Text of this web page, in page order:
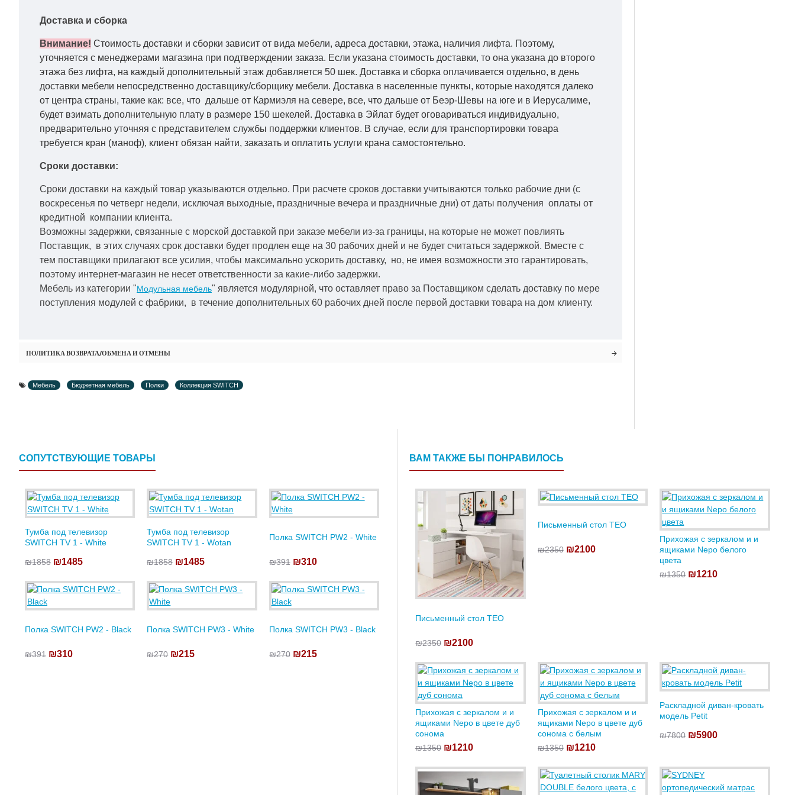
Доставка и сборка
Внимание! Стоимость доставки и сборки зависит от вида мебели, адреса доставки, этажа, наличия лифта. Поэтому,
уточняется с менеджерами магазина при подтверждении заказа. Если указана стоимость доставки, то она указана до второго
этажа без лифта, на каждый дополнительный этаж добавляется 50 шек. Доставка и сборка оплачивается отдельно, в день
доставки мебели непосредственно доставщику/сборщику мебели. Доставка в населенные пункты, которые находятся далеко
от центра страны, такие как: все, что дальше от Кармиэля на севере, все, что дальше от Беэр-Шевы на юге и в Иерусалиме,
будет взимать дополнительную плату в размере 150 шекелей. Доставка в Эйлат будет оговариваться индивидуально,
предварительно уточняя с представителем службы поддержки клиентов. В случае, если для транспортировки товара
требуется кран (маноф), клиент обязан найти, заказать и оплатить услуги крана самостоятельно.
Сроки доставки:
Сроки доставки на каждый товар указываются отдельно. При расчете сроков доставки учитываются только рабочие дни (с
воскресенья по четверг недели, исключая выходные, праздничные вечера и праздничные дни) от даты получения оплаты от
кредитной компании клиента.
Возможны задержки, связанные с морской доставкой при заказе мебели из-за границы, на которые не может повлиять
Поставщик, в этих случаях срок доставки будет продлен еще на 30 рабочих дней и не будет считаться задержкой. Вместе с
тем поставщики прилагают все усилия, чтобы максимально ускорить доставку, но, не имея возможности это гарантировать,
поэтому интернет-магазин не несет ответственности за какие-либо задержки.
Мебель из категории "Модульная мебель" является модулярной, что оставляет право за Поставщиком сделать доставку по мере
поступления модулей с фабрики, в течение дополнительных 60 рабочих дней после первой доставки товара на дом клиенту.
ПОЛИТИКА ВОЗВРАТА/ОБМЕНА И ОТМЕНЫ
Мебель Бюджетная мебель Полки Коллекция SWITCH
СОПУТСТВУЮЩИЕ ТОВАРЫ
Тумба под телевизор
SWITCH TV 1 - White
₪1858 ₪1485
Тумба под телевизор
SWITCH TV 1 - Wotan
₪1858 ₪1485
Полка SWITCH PW2 - White
₪391 ₪310
Полка SWITCH PW2 - Black
₪391 ₪310
Полка SWITCH PW3 - White
₪270 ₪215
Полка SWITCH PW3 - Black
₪270 ₪215
ВАМ ТАКЖЕ БЫ ПОНРАВИЛОСЬ
Письменный стол TEO
₪2350 ₪2100
Письменный стол TEO
₪2350 ₪2100
Прихожая с зеркалом и и
ящиками Nepo белого
цвета
₪1350 ₪1210
Прихожая с зеркалом и и
ящиками Nepo в цвете дуб
сонома
₪1350 ₪1210
Прихожая с зеркалом и и
ящиками Nepo в цвете дуб
сонома с белым
₪1350 ₪1210
Раскладной диван-кровать
модель Petit
₪7800 ₪5900